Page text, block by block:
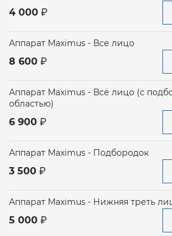
4 000
Аппарат Maximus - Все лицо
8 600
Аппарат Maximus - Всё лицо (с
областью)
6 900
Аппарат Maximus - Подбородок
3 500
Аппарат Maximus - Нижняя треть
5 000